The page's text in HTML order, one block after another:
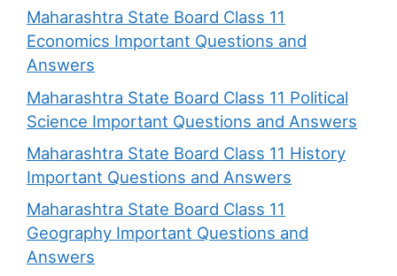
Maharashtra State Board Class 11
Economics Important Questions and
Answers
Maharashtra State Board Class 11 Political
Science Important Questions and Answers
Maharashtra State Board Class 11 History
Important Questions and Answers
Maharashtra State Board Class 11
Geography Important Questions and
Answers